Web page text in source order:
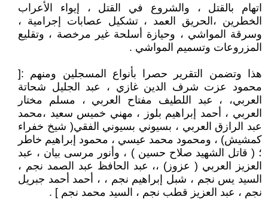
اتهام بالقتل ، والشروع في القتل ، إيواء الأعراب
الخطرين ،الحريق العمد ، تشكيل عصابات إجرامية ،
وسرقة المواشي ، وحيازة أسلحة غير مرخصة ، وتقليع
المزروعات وتسميم المواشي .
هذا وتضمن التقرير حصرا بأنواع المسجلين ومنهم :[
محمود عزت شرف الدين غازي ، عبد الجليل شحاتة
العربي، ، عبد اللطيف مفتاح العربي ، مسلم مختار
العربي ، أحمد إبراهيم بلوز ، مهني خميس سعيد ،محمد
عبد الرازق العربي ، بسيوني بسيوني الفقي( شيخ خفراء
كمشيش) ، ومحمود محمد عيسي ، محمود إبراهيم خاطر
؛ ( قاتل الشهيد صلاح حسين ) ، وأنور مرسى بيان ، عبد
العزيز العربي ( عزوز) ،، عبد الحافظ عبد الصمد نجم ،
السيد يس نجم ، شبل إبراهيم نجم ، ، أحمد أحمد جبريل
نجم ، عبد العزيز قطب نجم ، السيد محمد نجم ] .